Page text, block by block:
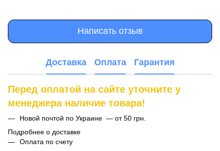
Написать отзыв
Доставка Оплата Гарантия
Перед оплатой на сайте уточните у
менеджера наличие товара!
Новой почтой по Украине — от 50 грн.
Подробнее о доставке
Оплата по счету